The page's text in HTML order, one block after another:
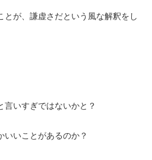
とが、謙虚さだという風な解釈をし
言いすぎではないかと？
いいことがあるのか？